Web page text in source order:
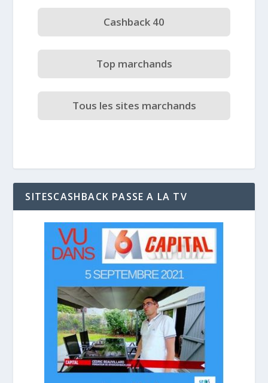
Cashback 40
Top marchands
Tous les sites marchands
SITESCASHBACK PASSE A LA TV